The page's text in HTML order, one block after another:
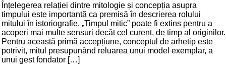
Înțelegerea relației dintre mitologie și concepția asupra
timpului este importantă ca premisă în descrierea rolului
mitului în istoriografie. „Timpul mitic” poate fi extins pentru a
acoperi mai multe sensuri decât cel curent, de timp al originilor.
Pentru această primă accepțiune, conceptul de arhetip este
potrivit, mitul presupunând reluarea unui model exemplar, a
unui gest fondator […]